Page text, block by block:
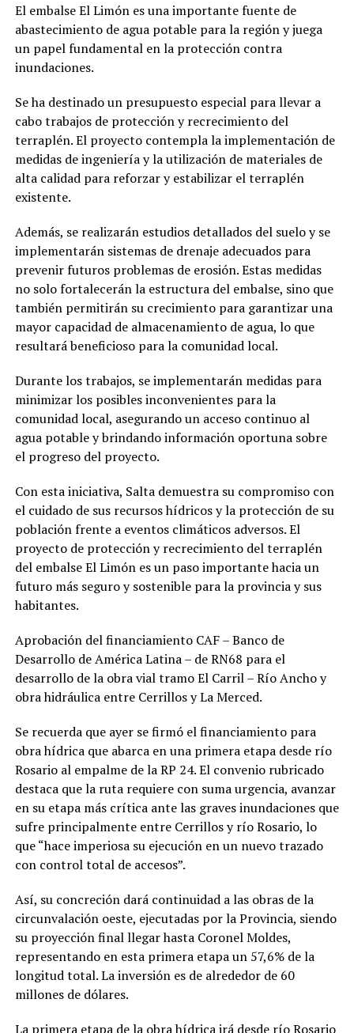
El embalse El Limón es una importante fuente de
abastecimiento de agua potable para la región y juega
un papel fundamental en la protección contra
inundaciones.
Se ha destinado un presupuesto especial para llevar a
cabo trabajos de protección y recrecimiento del
terraplén. El proyecto contempla la implementación de
medidas de ingeniería y la utilización de materiales de
alta calidad para reforzar y estabilizar el terraplén
existente.
Además, se realizarán estudios detallados del suelo y se
implementarán sistemas de drenaje adecuados para
prevenir futuros problemas de erosión. Estas medidas
no solo fortalecerán la estructura del embalse, sino que
también permitirán su crecimiento para garantizar una
mayor capacidad de almacenamiento de agua, lo que
resultará beneficioso para la comunidad local.
Durante los trabajos, se implementarán medidas para
minimizar los posibles inconvenientes para la
comunidad local, asegurando un acceso continuo al
agua potable y brindando información oportuna sobre
el progreso del proyecto.
Con esta iniciativa, Salta demuestra su compromiso con
el cuidado de sus recursos hídricos y la protección de su
población frente a eventos climáticos adversos. El
proyecto de protección y recrecimiento del terraplén
del embalse El Limón es un paso importante hacia un
futuro más seguro y sostenible para la provincia y sus
habitantes.
Aprobación del financiamiento CAF – Banco de
Desarrollo de América Latina – de RN68 para el
desarrollo de la obra vial tramo El Carril – Río Ancho y
obra hidráulica entre Cerrillos y La Merced.
Se recuerda que ayer se firmó el financiamiento para
obra hídrica que abarca en una primera etapa desde río
Rosario al empalme de la RP 24. El convenio rubricado
destaca que la ruta requiere con suma urgencia, avanzar
en su etapa más crítica ante las graves inundaciones que
sufre principalmente entre Cerrillos y río Rosario, lo
que “hace imperiosa su ejecución en un nuevo trazado
con control total de accesos”.
Así, su concreción dará continuidad a las obras de la
circunvalación oeste, ejecutadas por la Provincia, siendo
su proyección final llegar hasta Coronel Moldes,
representando en esta primera etapa un 57,6% de la
longitud total. La inversión es de alrededor de 60
millones de dólares.
La primera etapa de la obra hídrica irá desde río Rosario